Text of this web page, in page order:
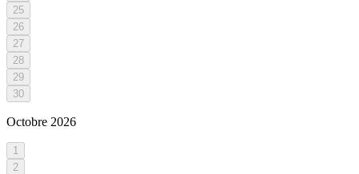
25
26
27
28
29
30
Octobre 2026
1
2